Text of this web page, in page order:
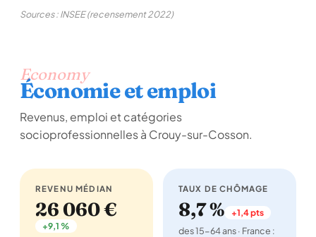
Sources : INSEE (recensement 2022)
Economy
Économie et emploi
Revenus, emploi et catégories
socioprofessionnelles à Crouy-sur-Cosson.
REVENU MÉDIAN
26 060 €
+9,1 %
TAUX DE CHÔMAGE
8,7 % +1,4 pts
des 15-64 ans · France :